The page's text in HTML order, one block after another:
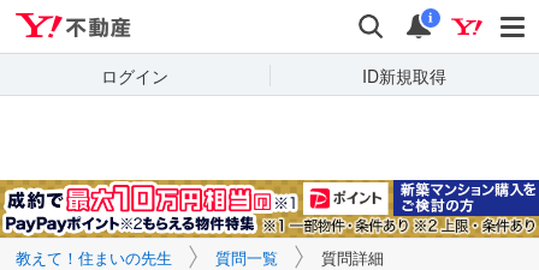
検索 通知
i
ログイン ID新規取得
キーワードで
質問を探す
教えて！住まいの先生 質問一覧 質問詳細